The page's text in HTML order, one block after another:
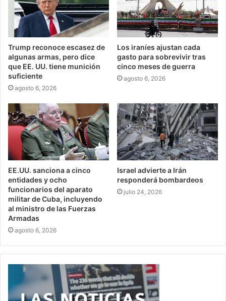
Trump reconoce escasez de
algunas armas, pero dice
que EE. UU. tiene munición
suficiente
agosto 6, 2026
Los iraníes ajustan cada
gasto para sobrevivir tras
cinco meses de guerra
agosto 6, 2026
EE.UU. sanciona a cinco
entidades y ocho
funcionarios del aparato
militar de Cuba, incluyendo
al ministro de las Fuerzas
Armadas
agosto 6, 2026
Israel advierte a Irán
responderá bombardeos
julio 24, 2026